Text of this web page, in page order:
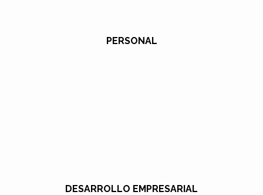
PERSONAL
DESARROLLO EMPRESARIAL